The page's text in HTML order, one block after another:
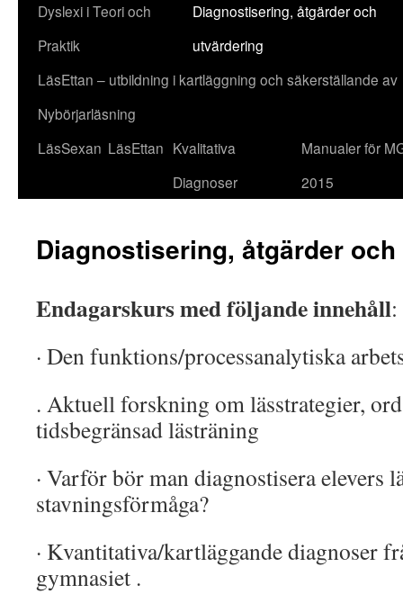
Dyslexi i Teori och
Praktik
Diagnostisering, åtgärder och
utvärdering
LäsEttan – utbildning i kartläggning och säkerställande av
Nybörjarläsning
LäsSexan LäsEttan Kvalitativa
Diagnoser
Manualer för
2015
Diagnostisering, åtgärder
Endagarskurs med följande innehåll:
· Den funktions/processanalytiska
. Aktuell forskning om lässtrategier,
tidsbegränsad lästräning
· Varför bör man diagnostisera elevers
stavningsförmåga?
· Kvantitativa/kartläggande diagnoser
gymnasiet .